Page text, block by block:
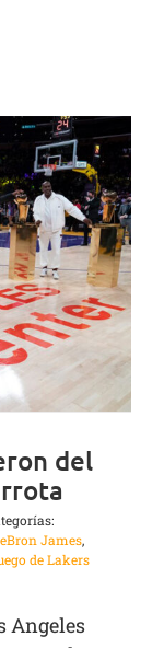
del
James,
de Lakers
Angeles